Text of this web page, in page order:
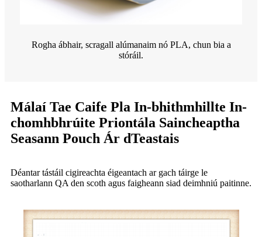
Rogha ábhair, scragall alúmanaim nó PLA, chun bia a
stóráil.
Málaí Tae Caife Pla In-bhithmhillte In-
chomhbhrúite Priontála Saincheaptha
Seasann Pouch Ár dTeastais
Déantar tástáil cigireachta éigeantach ar gach táirge le
saotharlann QA den scoth agus faigheann siad deimhniú paitinne.